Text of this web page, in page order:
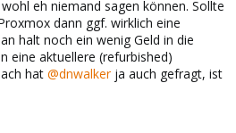
eh niemand sagen können. Sollte
dann ggf. wirklich eine
halt noch ein wenig Geld in die
eine aktuellere (refurbished)
hat @dnwalkerja auch gefragt, ist